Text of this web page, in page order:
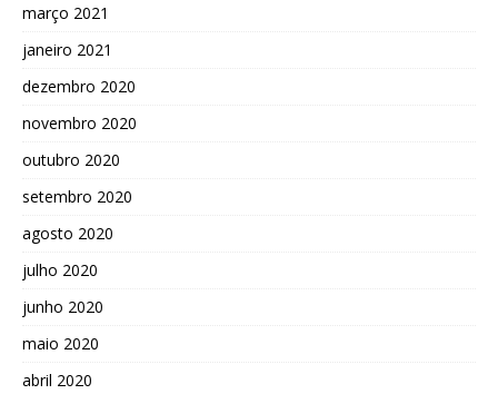
março 2021
janeiro 2021
dezembro 2020
novembro 2020
outubro 2020
setembro 2020
agosto 2020
julho 2020
junho 2020
maio 2020
abril 2020